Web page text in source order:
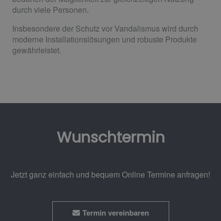
durch viele Personen.
Insbesondere der Schutz vor Vandalismus wird durch
moderne Installationslösungen und robuste Produkte
gewährleistet.
Wunschtermin
Jetzt ganz einfach und bequem Online Termine anfragen!
Termin vereinbaren